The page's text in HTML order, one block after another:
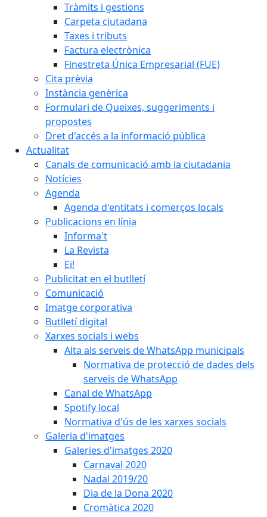
Tràmits i gestions
Carpeta ciutadana
Taxes i tributs
Factura electrònica
Finestreta Única Empresarial (FUE)
Cita prèvia
Instància genèrica
Formulari de Queixes, suggeriments i
propostes
Dret d'accés a la informació pública
Actualitat
Canals de comunicació amb la ciutadania
Notícies
Agenda
Agenda d'entitats i comerços locals
Publicacions en línia
Informa't
La Revista
Ei!
Publicitat en el butlletí
Comunicació
Imatge corporativa
Butlletí digital
Xarxes socials i webs
Alta als serveis de WhatsApp municipals
Normativa de protecció de dades dels
serveis de WhatsApp
Canal de WhatsApp
Spotify local
Normativa d'ús de les xarxes socials
Galeria d'imatges
Galeries d'imatges 2020
Carnaval 2020
Nadal 2019/20
Dia de la Dona 2020
Cromàtica 2020